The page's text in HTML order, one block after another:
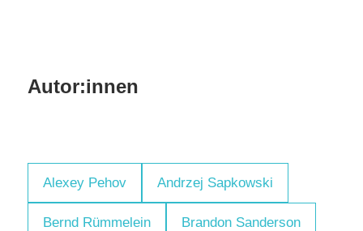
Autor:innen
Alexey Pehov Andrzej Sapkowski
Bernd Rümmelein Brandon Sanderson